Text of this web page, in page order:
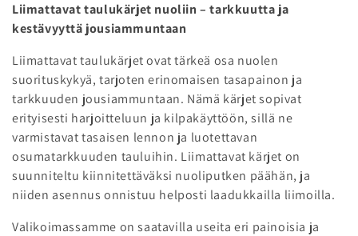
k
o
e
l
m
a
:
Liimattavat taulukärjet nuoliin – tarkkuutta ja
kestävyyttä jousiammuntaan
Liimattavat taulukärjet ovat tärkeä osa nuolen
suorituskykyä, tarjoten erinomaisen tasapainon ja
tarkkuuden jousiammuntaan. Nämä kärjet sopivat
erityisesti harjoitteluun ja kilpakäyttöön, sillä ne
varmistavat tasaisen lennon ja luotettavan
osumatarkkuuden tauluihin. Liimattavat kärjet on
suunniteltu kiinnitettäväksi nuoliputken päähän, ja
niiden asennus onnistuu helposti laadukkailla liimoilla.
Valikoimassamme on saatavilla useita eri painoisia ja